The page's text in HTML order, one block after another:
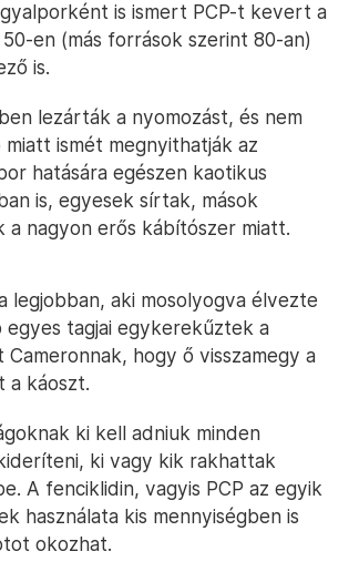
is ismert PCP-t kevert a
en (más források szerint 80-an)
is.
lezárták a nyomozást, és nem
ismét megnyithatják az
hatására egészen kaotikus
is, egyesek sírtak, mások
nagyon erős kábítószer miatt.
legjobban, aki mosolyogva élvezte
egyes tagjai egykerekűztek a
hogy ő visszamegy a
a káoszt.
ki kell adniuk minden
ki vagy kik rakhattak
A fenciklidin, vagyis PCP az egyik
használata kis mennyiségben is
okozhat.